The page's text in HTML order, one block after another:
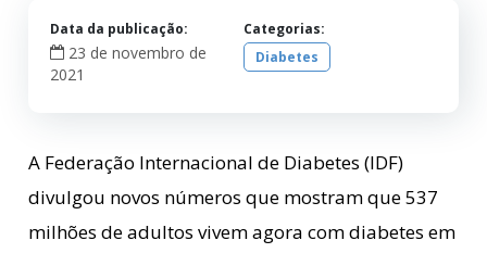
Data da publicação:
23 de novembro de
2021
Categorias:
Diabetes
A Federação Internacional de Diabetes (IDF)
divulgou novos números que mostram que 537
milhões de adultos vivem agora com diabetes em